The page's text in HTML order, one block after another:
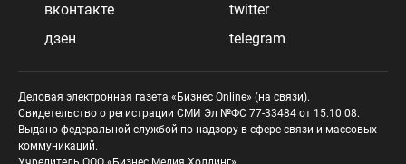
вконтакте
twitter
дзен
telegram
Деловая электронная газета «Бизнес Online» (на связи).
Свидетельство о регистрации СМИ Эл №ФС 77-33484 от 15.10.08.
Выдано федеральной службой по надзору в сфере связи и массовых
коммуникаций.